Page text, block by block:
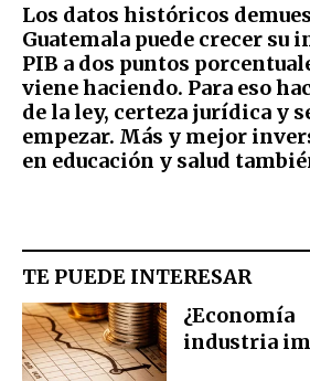
Los datos históricos
Guatemala puede crecer su
PIB a dos puntos
viene haciendo. Para eso
de la ley, certeza jurídica y
empezar. Más y mejor
en educación y salud
TE PUEDE INTERESAR
industria